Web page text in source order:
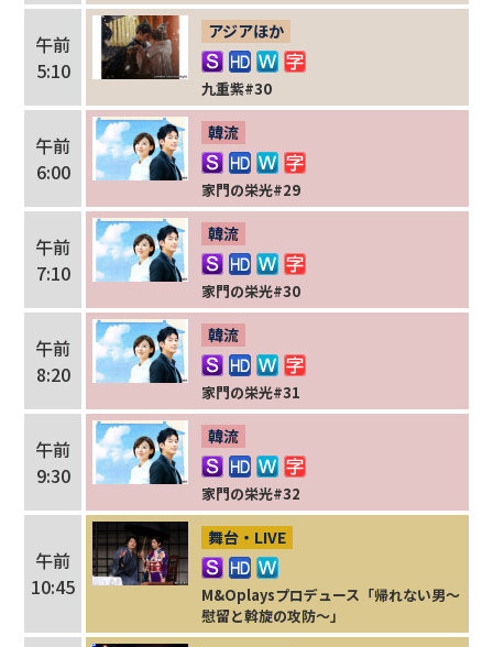
午前
5:10
アジアほか
九重紫#30
午前
6:00
韓流
家門の栄光#29
午前
7:10
韓流
家門の栄光#30
午前
8:20
韓流
家門の栄光#31
午前
9:30
韓流
家門の栄光#32
午前
10:45
舞台・LIVE
M&Oplaysプロデュース「帰れない男～
慰留と斡旋の攻防～」